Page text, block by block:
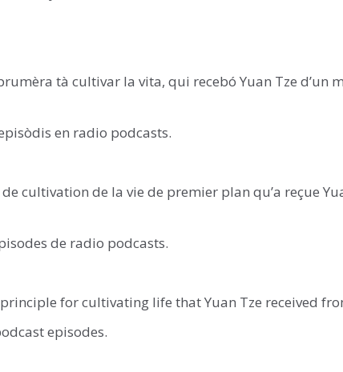
tà cultivar la vita, qui recebó Yuan Tze d’un
en radio podcasts.
de cultivation de la vie de premier plan qu’a reçue
de radio podcasts.
principle for cultivating life that Yuan Tze received
episodes.